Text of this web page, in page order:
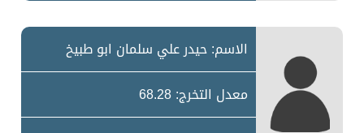
الاسم: حيدر علي سلمان ابو طبيخ
معدل التخرج: 68.28